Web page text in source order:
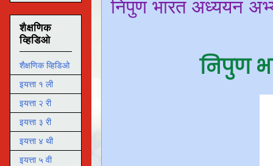
निपुण भारत अध्ययन
निपुण
शैक्षणिक
व्हिडिओ
शैक्षणिक व्हिडिओ
इयत्ता १ ली
इयत्ता २ री
इयत्ता ३ री
इयत्ता ४ थी
इयत्ता ५ वी